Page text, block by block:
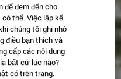
để đem đến cho
thể. Việc lập kế
chúng tôi ghi nhớ
điều bạn thích và
cấp các nội dung
bất cứ lúc nào?
có trên trang.